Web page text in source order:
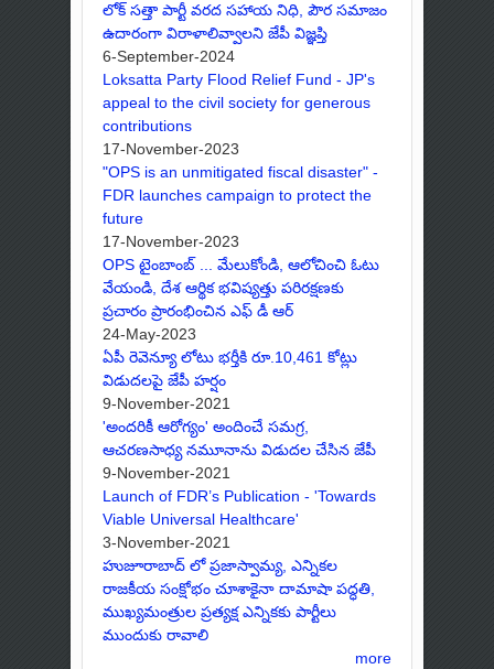
లోక్ సత్తా పార్టీ వరద సహాయ నిధి, పౌర సమాజం
ఉదారంగా విరాళాలివ్వాలని జేపీ విజ్ఞప్తి
6-September-2024
Loksatta Party Flood Relief Fund - JP's
appeal to the civil society for generous
contributions
17-November-2023
"OPS is an unmitigated fiscal disaster" -
FDR launches campaign to protect the
future
17-November-2023
OPS టైంబాంబ్ ... మేలుకోండి, ఆలోచించి ఓటు
వేయండి, దేశ ఆర్థిక భవిష్యత్తు పరిరక్షణకు
ప్రచారం ప్రారంభించిన ఎఫ్ డీ ఆర్
24-May-2023
ఏపీ రెవెన్యూ లోటు భర్తీకి రూ.10,461 కోట్లు
విడుదలపై జేపీ హర్షం
9-November-2021
'అందరికీ ఆరోగ్యం' అందించే సమగ్ర,
ఆచరణసాధ్య నమూనాను విడుదల చేసిన జేపీ
9-November-2021
Launch of FDR’s Publication - 'Towards
Viable Universal Healthcare'
3-November-2021
హుజూరాబాద్ లో ప్రజాస్వామ్య, ఎన్నికల
రాజకీయ సంక్షోభం చూశాకైనా దామాషా పద్ధతి,
ముఖ్యమంత్రుల ప్రత్యక్ష ఎన్నికకు పార్టీలు
ముందుకు రావాలి
more